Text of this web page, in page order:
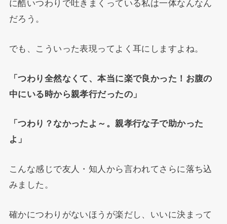
に酷いつわりで吐きまくっている私は一体なんなん
だろう。
でも、こういった表現ってよく耳にしますよね。
「つわり全然なくて、本当に楽で良かった！お腹の
中にいる時から親孝行だったの」
「つわり？なかったよ～。親孝行な子で助かった
よ」
こんな感じで友人・知人から言われてさらに落ち込
みました。
確かにつわりがないほうが楽だし、いいに決まって